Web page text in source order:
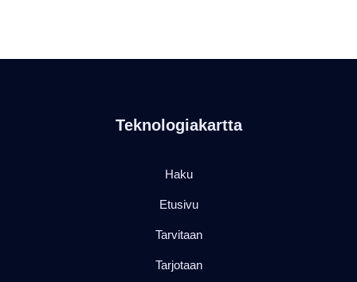
Teknologiakartta
Haku
Etusivu
Tarvitaan
Tarjotaan